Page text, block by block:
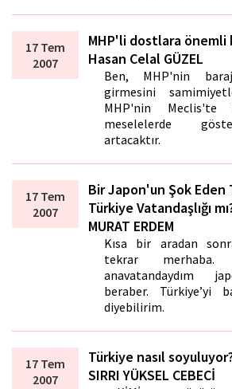
17 Tem
2007
MHP'li dostlara önemli
Hasan Celal GÜZEL
Ben, MHP'nin
girmesini
MHP'nin
meselelerde
artacaktır.
17 Tem
2007
Bir Japon'un Şok
Türkiye Vatandaşlığı
MURAT ERDEM
Kısa bir aradan
tekrar merhaba.
anavatandaydım
beraber. Türkiye’yi
diyebilirim.
17 Tem
2007
Türkiye nasıl
SIRRI YÜKSEL CEBECİ